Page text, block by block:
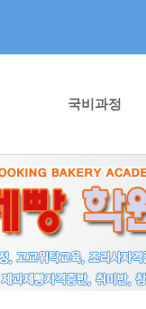
국비과정